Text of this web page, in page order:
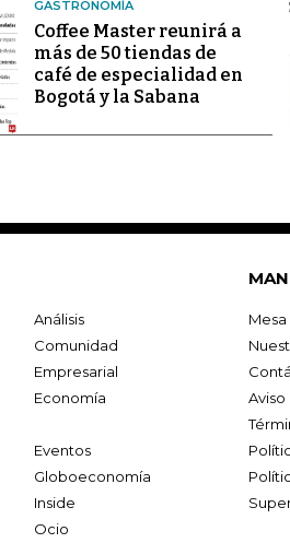
GASTRONOMÍA
Coffee Master reunirá a
más de 50 tiendas de
café de especialidad en
Bogotá y la Sabana
Análisis
Comunidad
Empresarial
Economía
Eventos
Globoeconomía
Inside
Ocio